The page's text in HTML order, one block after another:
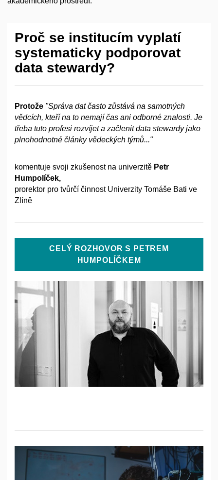
Proč se institucím vyplatí
systematicky podporovat
data stewardy?
Protože "Správa dat často zůstává na samotných
vědcích, kteří na to nemají čas ani odborné znalosti. Je
třeba tuto profesi rozvíjet a začlenit data stewardy jako
plnohodnotné články vědeckých týmů..."
komentuje svoji zkušenost na univerzitě Petr
Humpolíček,
prorektor pro tvůrčí činnost Univerzity Tomáše Bati ve
Zlíně
CELÝ ROZHOVOR S PETREM
HUMPOLÍČKEM